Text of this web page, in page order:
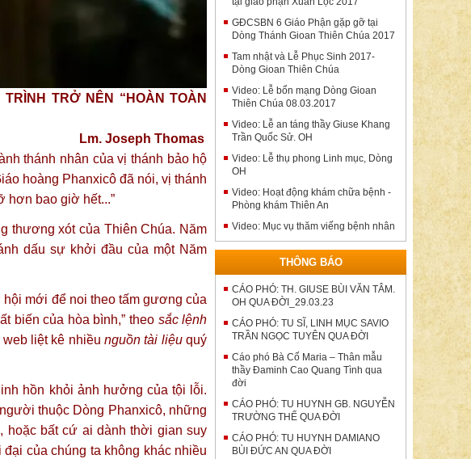
TRỞ NÊN “HOÀN TOÀN
Lm. Joseph Thomas
thánh nhân của vị thánh bảo hộ
hoàng Phanxicô đã nói, vị thánh
hơn bao giờ hết...”
thương xót của Thiên Chúa. Năm
dấu sự khởi đầu của một Năm
hội mới để noi theo tấm gương của
biến của hòa bình,” theo sắc lệnh
web liệt kê nhiềunguồn tài liệuquý
hồn khỏi ảnh hưởng của tội lỗi.
thuộc Dòng Phanxicô, những
hoặc bất cứ ai dành thời gian suy
của chúng ta không khác nhiều
GĐCSBN 6 Giáo Phận gặp gỡ tại
Dòng Thánh Gioan Thiên Chúa 2017
Tam nhật và Lễ Phục Sinh 2017-
Dòng Gioan Thiên Chúa
Video: Lễ bổn mạng Dòng Gioan
Thiên Chúa 08.03.2017
Video: Lễ an táng thầy Giuse Khang
Trần Quốc Sử. OH
Video: Lễ thụ phong Linh mục, Dòng
OH
Video: Hoạt động khám chữa bệnh -
Phòng khám Thiên An
Video: Mục vụ thăm viếng bệnh nhân
THÔNG BÁO
CÁO PHÓ: TH. GIUSE BÙI VĂN TÂM.
OH QUA ĐỜI_29.03.23
CÁO PHÓ: TU SĨ, LINH MỤC SAVIO
TRẦN NGỌC TUYÊN QUA ĐỜI
Cáo phó Bà Cố Maria – Thân mẫu
thầy Đaminh Cao Quang Tình qua
đời
CÁO PHÓ: TU HUYNH GB. NGUYỄN
TRƯỜNG THẾ QUA ĐỜI
CÁO PHÓ: TU HUYNH DAMIANO
BÙI ĐỨC AN QUA ĐỜI